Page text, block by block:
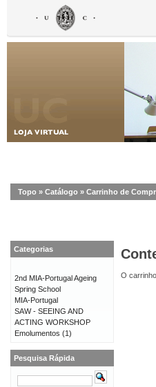
Topo » Catálogo » Carrinho de
O
Categorias
2nd MIA-Portugal Ageing
Spring School
MIA-Portugal
SAW - SEEING AND
ACTING WORKSHOP
Emolumentos (1)
Pesquisa Rápida